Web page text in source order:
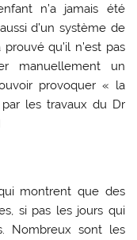
n’a jamais été
d’un système de
qu’il n’est pas
manuellement un
provoquer « la
les travaux du Dr
montrent que des
si pas les jours qui
Nombreux sont les